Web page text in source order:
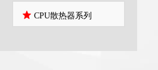
CPU散热器系列